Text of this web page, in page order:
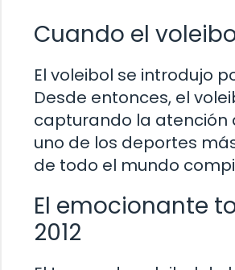
Cuando el
El voleibol se introdujo
Desde entonces, el
capturando la atención
uno de los deportes
de todo el mundo
El emocionante
2012